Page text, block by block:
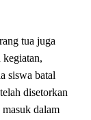
tua juga
kegiatan,
siswa batal
disetorkan
dalam